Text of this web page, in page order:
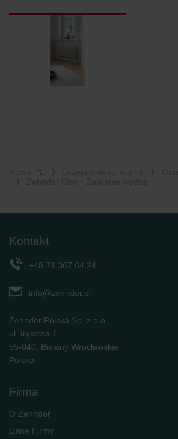
Kontakt
+48 71 367 64 24
info@zehnder.pl
Zehnder Polska Sp. z o.o.
ul. Irysowa 1
55-040, Bielany Wrocławskie
Polska
Firma
O Zehnder
Dane Firmy